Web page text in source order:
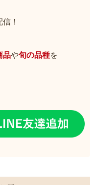
！
品や旬の品種を